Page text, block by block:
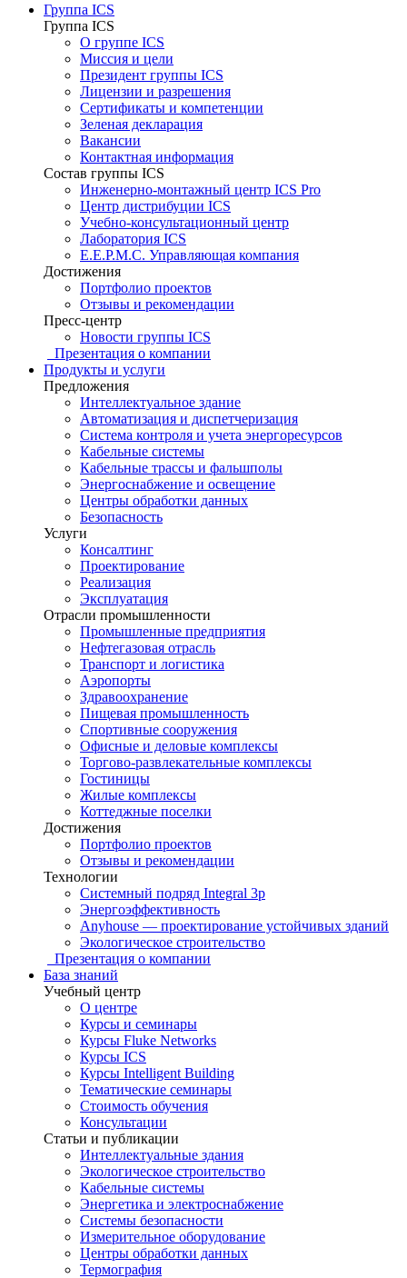
Группа ICS
Группа ICS
О группе ICS
Миссия и цели
Президент группы ICS
Лицензии и разрешения
Сертификаты и компетенции
Зеленая декларация
Вакансии
Контактная информация
Состав группы ICS
Инженерно-монтажный центр ICS Pro
Центр дистрибуции ICS
Учебно-консультационный центр
Лаборатория ICS
E.E.P.M.C. Управляющая компания
Достижения
Портфолио проектов
Отзывы и рекомендации
Пресс-центр
Новости группы ICS
Презентация о компании
Продукты и услуги
Предложения
Интеллектуальное здание
Автоматизация и диспетчеризация
Система контроля и учета энергоресурсов
Кабельные системы
Кабельные трассы и фальшполы
Энергоснабжение и освещение
Центры обработки данных
Безопасность
Услуги
Консалтинг
Проектирование
Реализация
Эксплуатация
Отрасли промышленности
Промышленные предприятия
Нефтегазовая отрасль
Транспорт и логистика
Аэропорты
Здравоохранение
Пищевая промышленность
Спортивные сооружения
Офисные и деловые комплексы
Торгово-развлекательные комплексы
Гостиницы
Жилые комплексы
Коттеджные поселки
Достижения
Портфолио проектов
Отзывы и рекомендации
Технологии
Системный подряд Integral 3p
Энергоэффективность
Anyhouse — проектирование устойчивых зданий
Экологическое строительство
Презентация о компании
База знаний
Учебный центр
О центре
Курсы и семинары
Курсы Fluke Networks
Курсы ICS
Курсы Intelligent Building
Тематические семинары
Стоимость обучения
Консультации
Статьи и публикации
Интеллектуальные здания
Экологическое строительство
Кабельные системы
Энергетика и электроснабжение
Системы безопасности
Измерительное оборудование
Центры обработки данных
Термография